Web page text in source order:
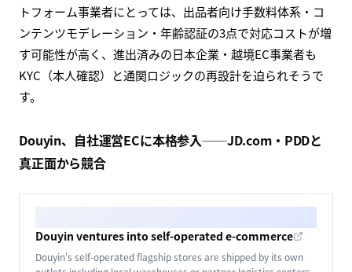
トフォーム事業者にとっては、出品者向け手数料体系・コ
ンテンツモデレーション・年齢認証の3点で対応コストが増
す可能性が高く、進出済みの日本企業・越境EC事業者も
KYC（本人確認）と通関ロジックの再設計を迫られそうで
す。
Douyin、自社運営ECに本格参入──JD.com・PDDと
真正面から競合